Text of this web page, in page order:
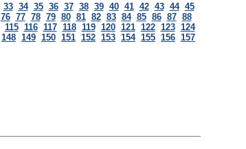
33 34 35 36 37 38 39 40 41 42 43 44 45
76 77 78 79 80 81 82 83 84 85 86 87 88
115 116 117 118 119 120 121 122 123 124
148 149 150 151 152 153 154 155 156 157